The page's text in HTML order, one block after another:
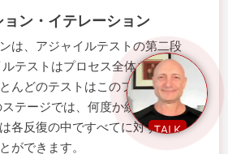
ン・イテレーション
は、アジャイルテストの第二段
テストはプロセス全体を通して
んどのテストはこのフェーズで
テージでは、何度か繰り返され
各反復の中ですべてに対する解
ができます。
TALK